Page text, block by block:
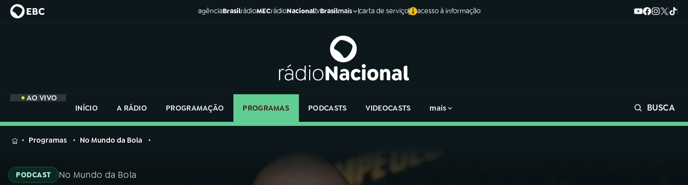
agênciaBrasilrádioMECrádioNacionaltvBrasilmais carta de serviço acesso à informação
AO VIVO
INÍCIO
A RÁDIO PROGRAMAÇÃO PROGRAMAS PODCASTS VIDEOCASTS mais BUSCA
MENU
na
Rádio
Programas No Mundo da Bola
PODCAST No Mundo da Bola